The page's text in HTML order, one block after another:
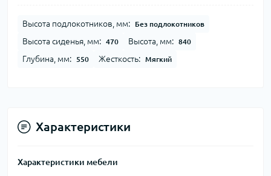
Высота подлокотников, мм: Без подлокотников
Высота сиденья, мм: 470 Высота, мм: 840
Глубина, мм: 550 Жесткость: Мягкий
Характеристики
Характеристики мебели